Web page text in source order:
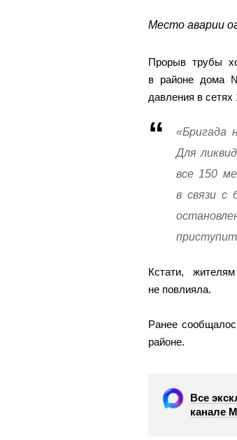
Место аварии
Прорыв трубы
в районе дома
давления в
«Бригада
Для
все 150
в связи с
Кстати,
не повлияла.
Ранее
районе.
Все
канале